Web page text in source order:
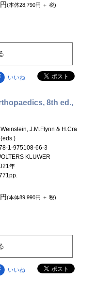
(本体28,790円 ＋ 税)
いいね
8th ed.,
J.M.Flynn & H.Cra
1-975108-66-3
KLUWER
年
(本体89,990円 ＋ 税)
いいね